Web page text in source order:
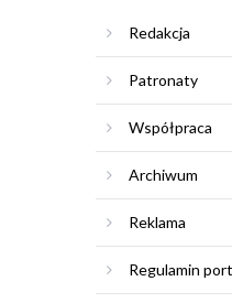
Redakcja
Patronaty
Współpraca
Archiwum
Reklama
Regulamin